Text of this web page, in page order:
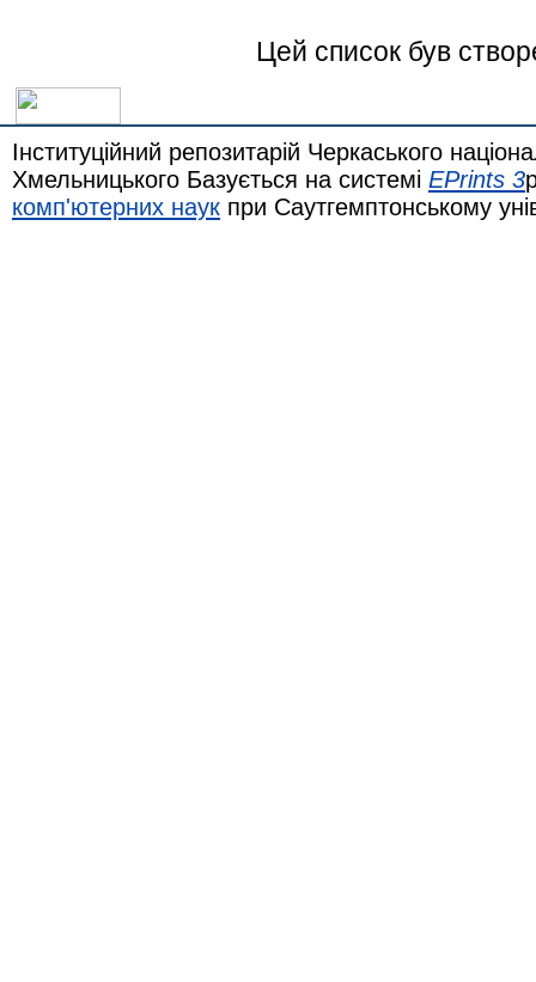
Цей список був
Інституційний репозитарій Черкаського
Хмельницького Базується на системі EPrints 3
комп'ютерних наук при Саутгемптонському